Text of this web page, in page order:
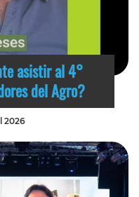
asistir al 4°
del Agro?
2026